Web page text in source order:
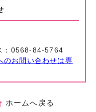
：0568-84-5764
お問い合わせは専
ホームへ戻る